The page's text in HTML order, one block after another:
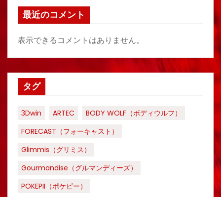
最近のコメント
表示できるコメントはありません。
タグ
3Dwin ARTEC
BODY WOLF（ボディウルフ）
FORECAST（フォーキャスト）
Glimmis（グリミス）
Gourmandise（グルマンディーズ）
POKEPII（ポケピー）